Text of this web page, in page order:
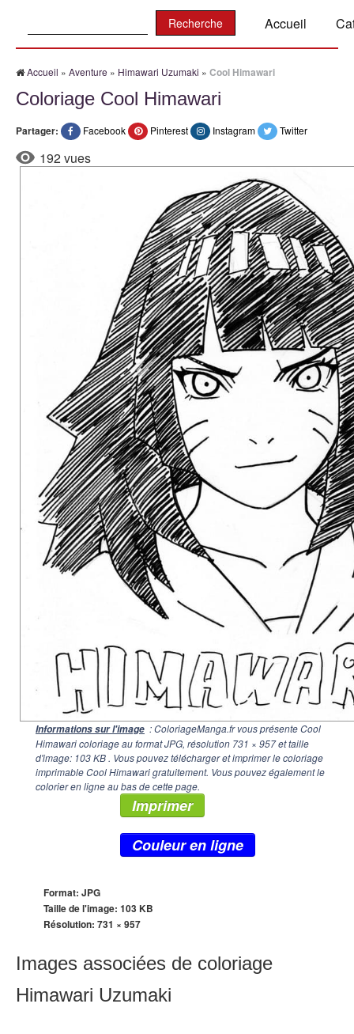
Accueil
Accueil » Aventure » Himawari Uzumaki » Cool Himawari
Coloriage Cool Himawari
Partager: Facebook Pinterest Instagram Twitter
192 vues
Informations sur l'image : ColoriageManga.fr vous présente Cool
Himawari coloriage au format JPG, résolution 731 × 957et taille
d'image: 103 KB . Vous pouvez télécharger et imprimer le coloriage
imprimable Cool Himawari gratuitement. Vous pouvez également le
colorier en ligne au bas de cette page.
Imprimer
Couleur en ligne
Format: JPG
Taille de l'image: 103 KB
Résolution: 731 × 957
Images associées de coloriage
Himawari Uzumaki